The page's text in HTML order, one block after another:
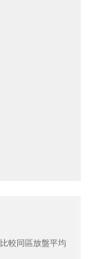
比較同區放盤平均